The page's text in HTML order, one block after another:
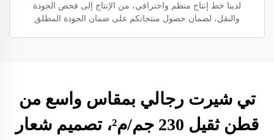
لدينا خط إنتاج منظم واحترافي، من الإنتاج إلى فحص الجودة
والنقل، لضمان حصول منتجاتكم على ضمان الجودة المطلق
تي شيرت رجالي بمقاس واسع من
قطن ثقيل 230 جم/م²، تصميم شعار